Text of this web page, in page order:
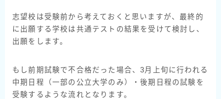
志望校は受験前から考えておくと思いますが、最終的
に出願する学校は共通テストの結果を受けて検討し、
出願をします。
もし前期試験で不合格だった場合、3月上旬に行われる
中期日程（一部の公立大学のみ）・後期日程の試験を
受験するような流れとなります。